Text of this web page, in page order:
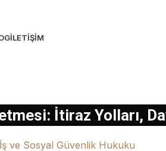
İLETIŞIM
İtiraz Yolları,
İş ve Sosyal Güvenlik Hukuku